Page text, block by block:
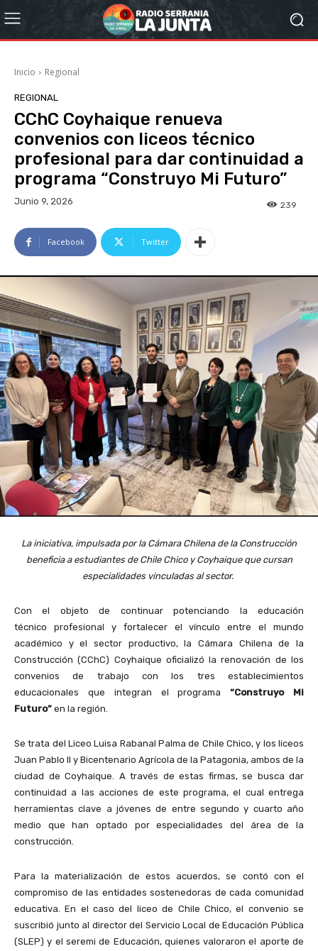
Inicio Regional
REGIONAL
CChC Coyhaique renueva
convenios con liceos técnico
profesional para dar continuidad a
programa “Construyo Mi Futuro”
Junio 9, 2026 239
Facebook Twitter
La iniciativa, impulsada por la Cámara Chilena de la Construcción
beneficia a estudiantes de Chile Chico y Coyhaique que cursan
especialidades vinculadas al sector.
Con el objeto de continuar potenciando la educación
técnico profesional y fortalecer el vínculo entre el mundo
académico y el sector productivo, la Cámara Chilena de la
Construcción (CChC) Coyhaique oficializó la renovación de los
convenios de trabajo con los tres establecimientos
educacionales que integran el programa“Construyo Mi
Futuro” en la región.
Se trata del Liceo Luisa Rabanal Palma de Chile Chico, y los liceos
Juan Pablo II y Bicentenario Agrícola de la Patagonia, ambos de la
ciudad de Coyhaique. A través de estas firmas, se busca dar
continuidad a las acciones de este programa, el cual entrega
herramientas clave a jóvenes de entre segundo y cuarto año
medio que han optado por especialidades del área de la
construcción.
Para la materialización de estos acuerdos, se contó con el
compromiso de las entidades sostenedoras de cada comunidad
educativa. En el caso del liceo de Chile Chico, el convenio se
suscribió junto al director del Servicio Local de Educación Pública
(SLEP) y el seremi de Educación, quienes valoraron el aporte de